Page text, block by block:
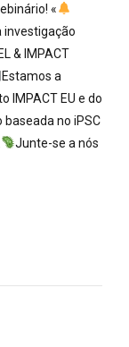
«
investigação
& IMPACT
Estamos a
IMPACT EU e do
baseada no iPSC
Junte-se a nós